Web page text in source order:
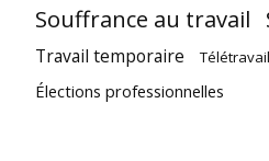
Souffrance au travail
Travail temporaire Télétravail
Élections professionnelles